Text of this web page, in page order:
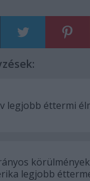
legjobb éttermi
legjobb